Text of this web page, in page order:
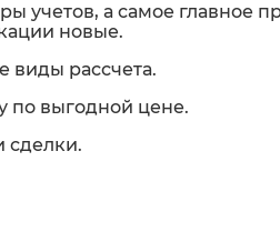
учетов, а самое главное
новые.
виды рассчета.
по выгодной цене.
сделки.